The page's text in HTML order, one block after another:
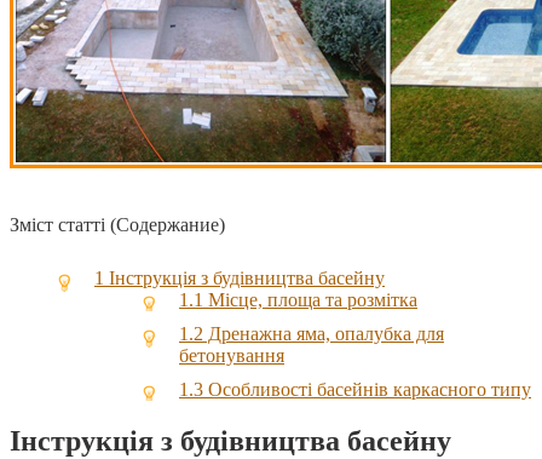
Зміст статті (Содержание)
1 Інструкція з будівництва басейну
1.1 Місце, площа та розмітка
1.2 Дренажна яма, опалубка для
бетонування
1.3 Особливості басейнів каркасного типу
Інструкція з будівництва басейну